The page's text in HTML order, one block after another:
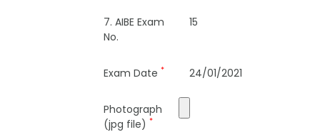
7. AIBE Exam
No.
15
Exam Date * 24/01/2021
Photograph
(jpg file) *